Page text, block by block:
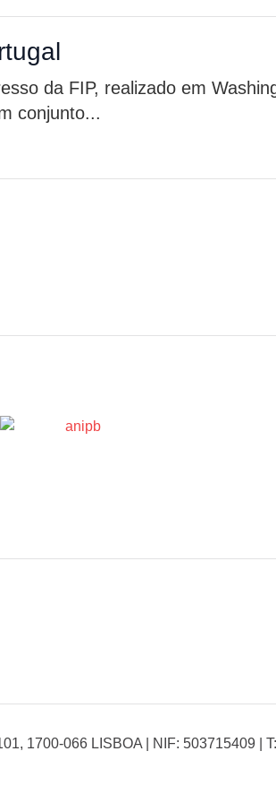
da FIP, realizado em
conjunto...
1700-066 LISBOA | NIF: 503715409 |